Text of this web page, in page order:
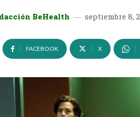
BeHealth septiembre 8,
FACEBOOK X